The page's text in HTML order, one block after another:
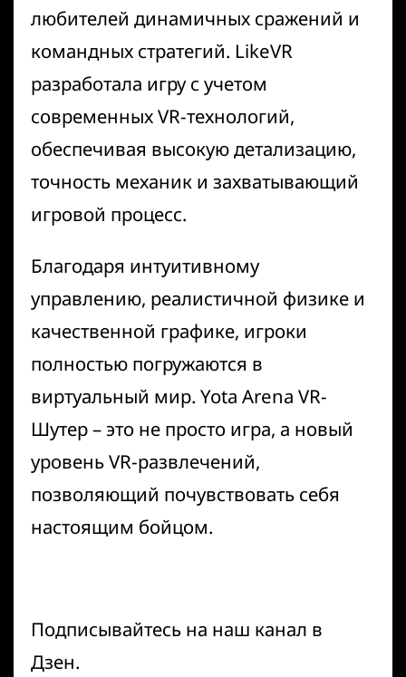
любителей динамичных сражений и
командных стратегий. LikeVR
разработала игру с учетом
современных VR-технологий,
обеспечивая высокую детализацию,
точность механик и захватывающий
игровой процесс.
Благодаря интуитивному
управлению, реалистичной физике и
качественной графике, игроки
полностью погружаются в
виртуальный мир. Yota Arena VR-
Шутер – это не просто игра, а новый
уровень VR-развлечений,
позволяющий почувствовать себя
настоящим бойцом.
Подписывайтесь на наш канал в
Дзен.